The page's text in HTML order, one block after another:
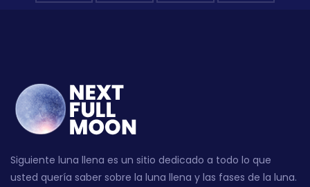
Siguiente luna llena es un sitio dedicado a todo lo que
usted quería saber sobre la luna llena y las fases de la luna.